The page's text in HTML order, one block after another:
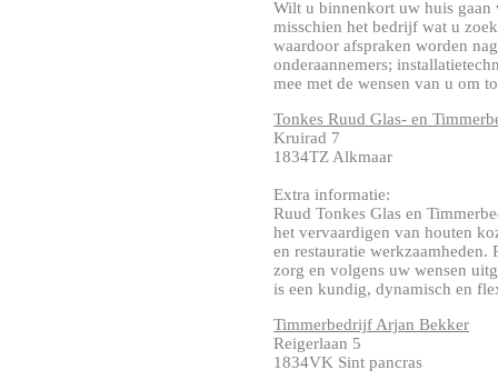
Wilt u binnenkort uw huis
misschien het bedrijf wat u
waardoor afspraken worden
onderaannemers;
mee met de wensen van u om
Tonkes Ruud Glas- en
Kruirad 7
1834TZ Alkmaar
Extra informatie:
Ruud Tonkes Glas en
het vervaardigen van houten
en restauratie
zorg en volgens uw wensen
is een kundig, dynamisch en
Timmerbedrijf Arjan Bekker
Reigerlaan 5
1834VK Sint pancras